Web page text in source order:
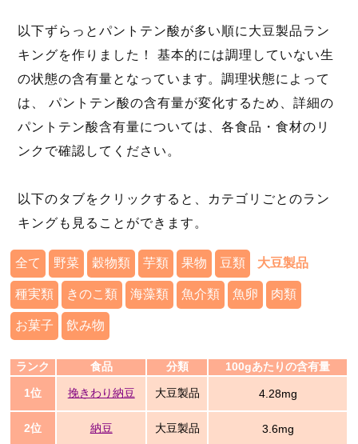
以下ずらっとパントテン酸が多い順に大豆製品ラン
キングを作りました！ 基本的には調理していない生
の状態の含有量となっています。調理状態によって
は、 パントテン酸の含有量が変化するため、詳細の
パントテン酸含有量については、各食品・食材のリ
ンクで確認してください。
以下のタブをクリックすると、カテゴリごとのラン
キングも見ることができます。
全て 野菜 穀物類 芋類 果物 豆類 大豆製品
種実類 きのこ類 海藻類 魚介類 魚卵 肉類
お菓子 飲み物
ランク 食品 分類 100gあたりの含有量
1位 挽きわり納豆 大豆製品 4.28mg
2位 納豆 大豆製品 3.6mg